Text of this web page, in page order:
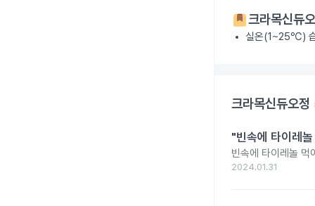
크라목신듀
실온(1~25℃)
크라목신듀오
"빈속에 타이레
빈속에 타이레놀 먹
2024.01.31